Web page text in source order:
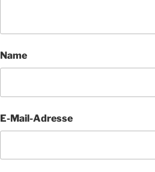
Name
E-Mail-Adresse